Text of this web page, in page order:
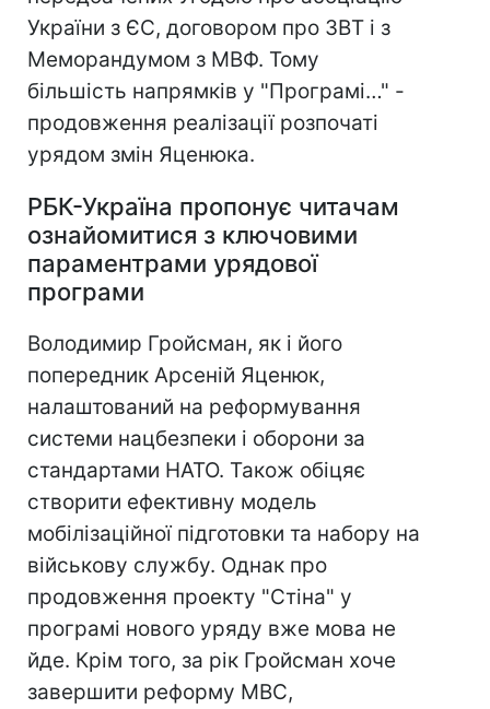
України з ЄС, договором про ЗВТ і з
Меморандумом з МВФ. Тому
більшість напрямків у "Програмі…" -
продовження реалізації розпочаті
урядом змін Яценюка.
РБК-Україна пропонує читачам
ознайомитися з ключовими
параментрами урядової
програми
Володимир Гройсман, як і його
попередник Арсеній Яценюк,
налаштований на реформування
системи нацбезпеки і оборони за
стандартами НАТО. Також обіцяє
створити ефективну модель
мобілізаційної підготовки та набору на
військову службу. Однак про
продовження проекту "Стіна" у
програмі нового уряду вже мова не
йде. Крім того, за рік Гройсман хоче
завершити реформу МВС,